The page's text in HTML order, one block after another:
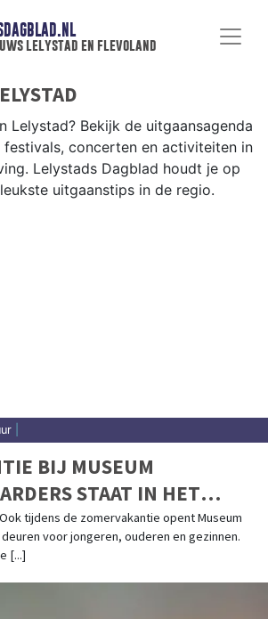
lelystad en flevoland
Lelystad? Bekijk de uitgaansagenda
festivals, concerten en activiteiten in
Lelystads Dagblad houdt je op
uitgaanstips in de regio.
BIJ MUSEUM
STAAT IN HET
VRAAG: ‘WAT ZOU JIJ
Ook tijdens de zomervakantie opent Museum
voor jongeren, ouderen en gezinnen.
[...]